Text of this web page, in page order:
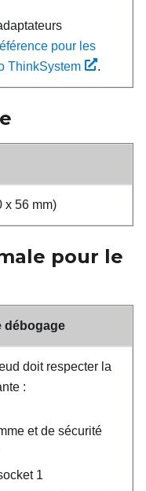
pour les
ThinkSystem
.
x 56 mm)
pour le
débogage
doit respecter la
:
et de sécurité
1